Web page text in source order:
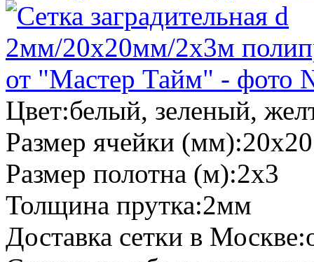
Цвет:белый, зеленый,
Размер ячейки (мм):20х20
Размер полотна (м):2х3
Толщина прутка:2мм
Доставка сетки в Москве: